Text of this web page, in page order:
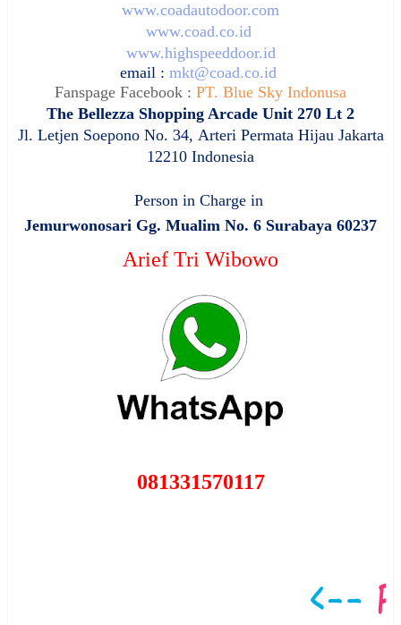
www.coadautodoor.com
www.coad.co.id
www.highspeeddoor.id
email : mkt@coad.co.id
Fanspage Facebook : PT. Blue Sky Indonusa
The Bellezza Shopping Arcade Unit 270 Lt 2
Jl. Letjen Soepono No. 34, Arteri Permata Hijau Jakarta
12210 Indonesia
Person in Charge in
Jemurwonosari Gg. Mualim No. 6 Surabaya 60237
Arief Tri Wibowo
081331570117